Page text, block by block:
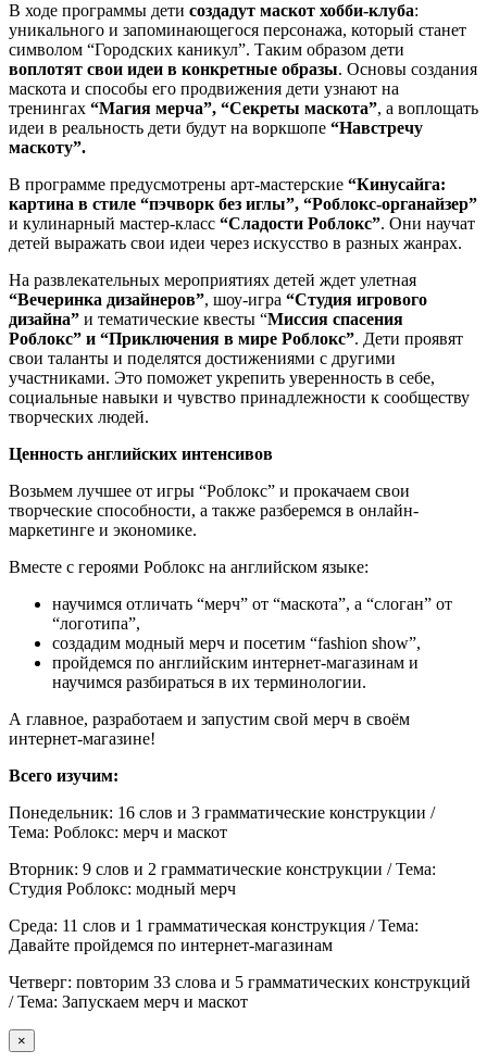
В ходе программы дети создадут маскот хобби-клуба:
уникального и запоминающегося персонажа, который станет
символом “Городских каникул”. Таким образом дети
воплотят свои идеи в конкретные образы. Основы создания
маскота и способы его продвижения дети узнают на
тренингах “Магия мерча”, “Секреты маскота”, а воплощать
идеи в реальность дети будут на воркшопе “Навстречу
маскоту”.
В программе предусмотрены арт-мастерские “Кинусайга:
картина в стиле “пэчворк без иглы”, “Роблокс-органайзер”
и кулинарный мастер-класс “Сладости Роблокс”. Они научат
детей выражать свои идеи через искусство в разных жанрах.
На развлекательных мероприятиях детей ждет улетная
“Вечеринка дизайнеров”, шоу-игра “Студия игрового
дизайна” и тематические квесты “Миссия спасения
Роблокс” и “Приключения в мире Роблокс”. Дети проявят
свои таланты и поделятся достижениями с другими
участниками. Это поможет укрепить уверенность в себе,
социальные навыки и чувство принадлежности к сообществу
творческих людей.
Ценность английских интенсивов
Возьмем лучшее от игры “Роблокс” и прокачаем свои
творческие способности, а также разберемся в онлайн-
маркетинге и экономике.
Вместе с героями Роблокс на английском языке:
научимся отличать “мерч” от “маскота”, а “слоган” от
“логотипа”,
создадим модный мерч и посетим “fashion show”,
пройдемся по английским интернет-магазинам и
научимся разбираться в их терминологии.
А главное, разработаем и запустим свой мерч в своём
интернет-магазине!
Всего изучим:
Понедельник: 16 слов и 3 грамматические конструкции /
Тема: Роблокс: мерч и маскот
Вторник: 9 слов и 2 грамматические конструкции / Тема:
Студия Роблокс: модный мерч
Среда: 11 слов и 1 грамматическая конструкция / Тема:
Давайте пройдемся по интернет-магазинам
Четверг: повторим 33 слова и 5 грамматических конструкций
/ Тема: Запускаем мерч и маскот
×